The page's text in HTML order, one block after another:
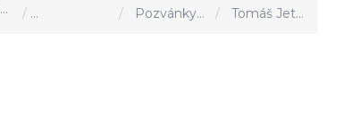
Aktuality, akce u nás Pozvánky a výzvy Tomáš Jetela - výstava obrazů